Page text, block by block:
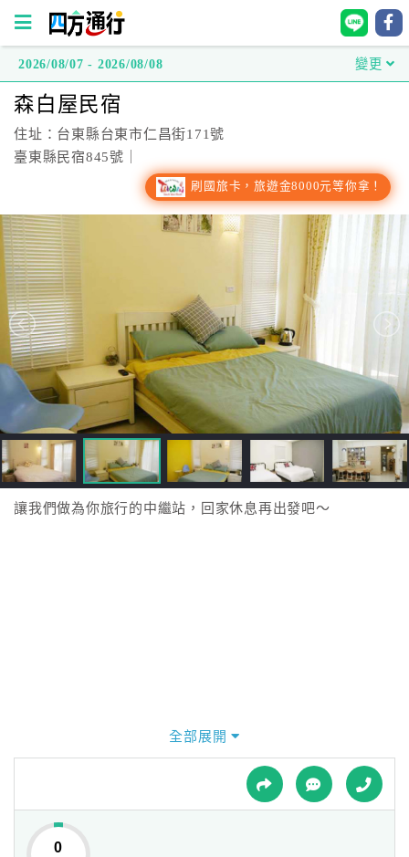
方
通
行
台
灣
訂
房
直
接
跟
飯
店
訂
球
2026/08/07 - 2026/08/08 變更
森白屋民宿
住址：台東縣台東市仁昌街171號
臺東縣民宿845號｜
刷國旅卡，旅遊金8000元等你拿！
讓我們做為你旅行的中繼站，回家休息再出發吧～
全部展開
0